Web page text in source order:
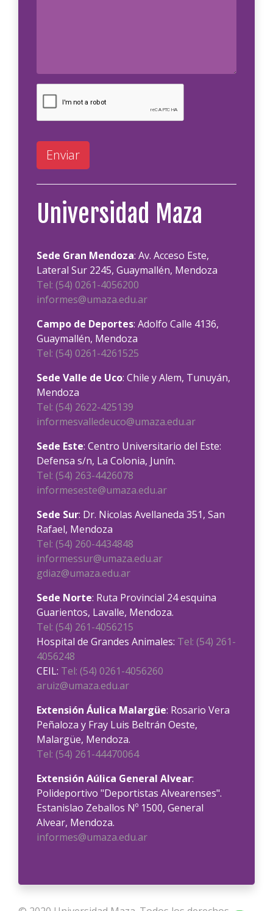
Enviar
Universidad Maza
Sede Gran Mendoza: Av. Acceso Este,
Lateral Sur 2245, Guaymallén, Mendoza
Tel: (54) 0261-4056200
informes@umaza.edu.ar
Campo de Deportes: Adolfo Calle 4136,
Guaymallén, Mendoza
Tel: (54) 0261-4261525
Sede Valle de Uco: Chile y Alem, Tunuyán,
Mendoza
Tel: (54) 2622-425139
informesvalledeuco@umaza.edu.ar
Sede Este: Centro Universitario del Este:
Defensa s/n, La Colonia, Junín.
Tel: (54) 263-4426078
informeseste@umaza.edu.ar
Sede Sur: Dr. Nicolas Avellaneda 351, San
Rafael, Mendoza
Tel: (54) 260-4434848
informessur@umaza.edu.ar
gdiaz@umaza.edu.ar
Sede Norte: Ruta Provincial 24 esquina
Guarientos, Lavalle, Mendoza.
Tel: (54) 261-4056215
Hospital de Grandes Animales: Tel: (54) 261-
4056248
CEIL: Tel: (54) 0261-4056260
aruiz@umaza.edu.ar
Extensión Áulica Malargüe: Rosario Vera
Peñaloza y Fray Luis Beltrán Oeste,
Malargüe, Mendoza.
Tel: (54) 261-44470064
Extensión Aúlica General Alvear:
Polideportivo "Deportistas Alvearenses".
Estanislao Zeballos Nº 1500, General
Alvear, Mendoza.
informes@umaza.edu.ar